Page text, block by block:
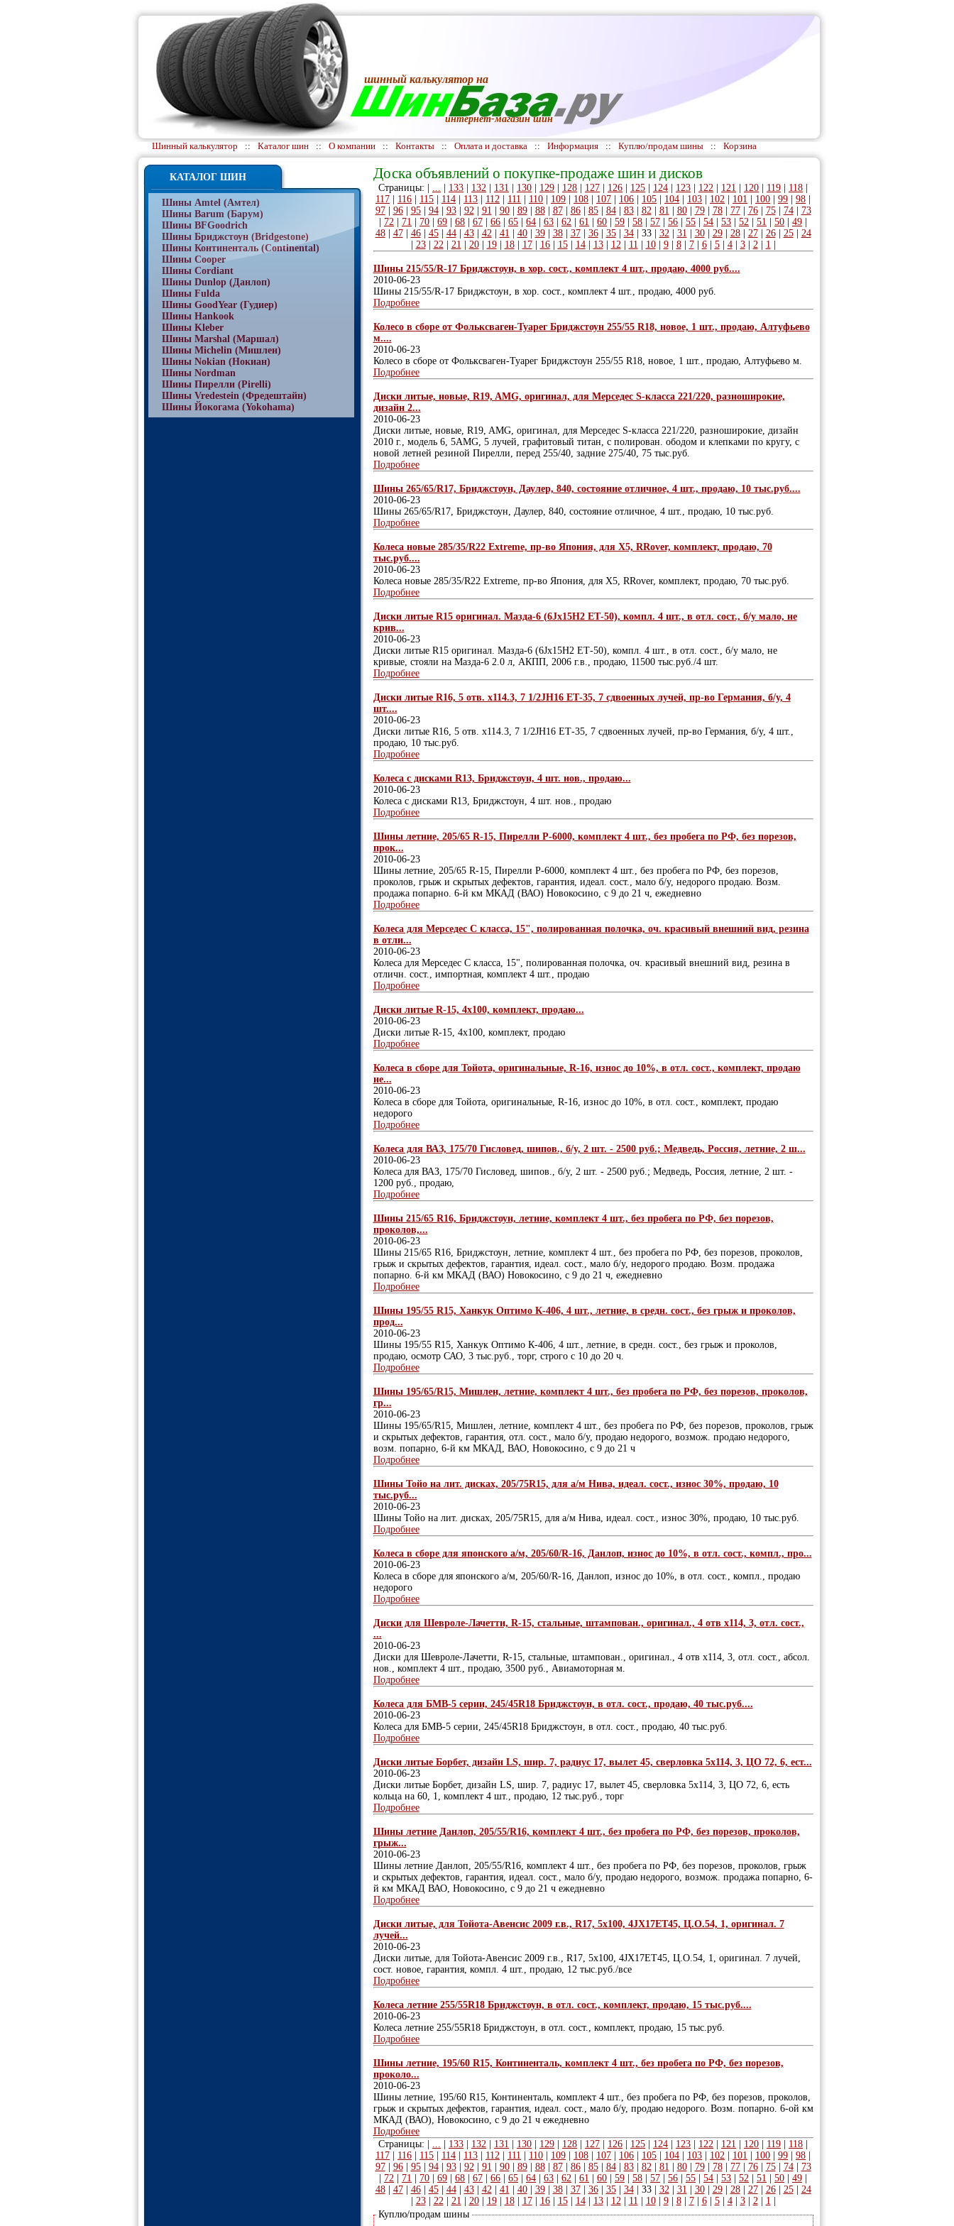
шинный калькуляторна
интернет-магазин шин
Шинный калькулятор :: Каталог шин :: О компании :: Контакты :: Оплата и доставка :: Информация :: Куплю/продам шины :: Корзина
КАТАЛОГ ШИН
Шины Amtel (Амтел)
Шины Barum (Барум)
Шины BFGoodrich
Шины Бриджстоун (Bridgestone)
Шины Континенталь (Continental)
Шины Cooper
Шины Cordiant
Шины Dunlop (Данлоп)
Шины Fulda
Шины GoodYear (Гудиер)
Шины Hankook
Шины Kleber
Шины Marshal (Маршал)
Шины Michelin (Мишлен)
Шины Nokian (Нокиан)
Шины Nordman
Шины Пирелли (Pirelli)
Шины Vredestein (Фредештайн)
Шины Йокогама (Yokohama)
Доска объявлений о покупке-продаже шин и дисков
Страницы: | ... 133 132 131 130 129 128 127 126 125 124 123 122 121 120 119 118
117
116 115 114 113 112 111 110 109 108 107 106 105 104 103 102 101 100 99 98
97| 96| 95| 94| 93| 92| 91 90| 89| 88| 87| 86| 85| 84| 83| 82| 81 80| 79| 78| 77| 76| 75| 74| 73
72 71 70 69 68 67 66 65 64 63 62 61 60 59 58 57 56 55 54 53 52 51 50 49
48| 47| 46| 45| 44| 43| 42| 41 40| 39| 38| 37| 36| 35| 34| 33| 32| 31 30| 29| 28| 27| 26| 25| 24
23| 22| 21 20| 19| 18| 17| 16| 15| 14| 13| 12| 11 10| 9| 8| 7| 6| 5| 4| 3| 2| 1
Шины 215/55/R-17 Бриджстоун, в хор. сост., комплект 4 шт., продаю, 4000 руб....
2010-06-23
Шины 215/55/R-17 Бриджстоун, в хор. сост., комплект 4 шт., продаю, 4000 руб.
Подробнее
Колесо в сборе от Фольксваген-Туарег Бриджстоун 255/55 R18, новое, 1 шт., продаю, Алтуфьево
м....
2010-06-23
Колесо в сборе от Фольксваген-Туарег Бриджстоун 255/55 R18, новое, 1 шт., продаю, Алтуфьево м.
Подробнее
Диски литые, новые, R19, AMG, оригинал, для Мерседес S-класса 221/220, разноширокие,
дизайн 2...
2010-06-23
Диски литые, новые, R19, AMG, оригинал, для Мерседес S-класса 221/220, разноширокие, дизайн
2010 г., модель 6, 5AMG, 5 лучей, графитовый титан, с полирован. ободом и клепками по кругу, с
новой летней резиной Пирелли, перед 255/40, задние 275/40, 75 тыс.руб.
Подробнее
Шины 265/65/R17, Бриджстоун, Даулер, 840, состояние отличное, 4 шт., продаю, 10 тыс.руб....
2010-06-23
Шины 265/65/R17, Бриджстоун, Даулер, 840, состояние отличное, 4 шт., продаю, 10 тыс.руб.
Подробнее
Колеса новые 285/35/R22 Extreme, пр-во Япония, для Х5, RRover, комплект, продаю, 70
тыс.руб....
2010-06-23
Колеса новые 285/35/R22 Extreme, пр-во Япония, для Х5, RRover, комплект, продаю, 70 тыс.руб.
Подробнее
Диски литые R15 оригинал. Мазда-6 (6Jх15H2 ЕТ-50), компл. 4 шт., в отл. сост., б/у мало, не
крив...
2010-06-23
Диски литые R15 оригинал. Мазда-6 (6Jх15H2 ЕТ-50), компл. 4 шт., в отл. сост., б/у мало, не
кривые, стояли на Мазда-6 2.0 л, АКПП, 2006 г.в., продаю, 11500 тыс.руб./4 шт.
Подробнее
Диски литые R16, 5 отв. х114.3, 7 1/2JН16 ЕТ-35, 7 сдвоенных лучей, пр-во Германия, б/у, 4
шт....
2010-06-23
Диски литые R16, 5 отв. х114.3, 7 1/2JН16 ЕТ-35, 7 сдвоенных лучей, пр-во Германия, б/у, 4 шт.,
продаю, 10 тыс.руб.
Подробнее
Колеса с дисками R13, Бриджстоун, 4 шт. нов., продаю...
2010-06-23
Колеса с дисками R13, Бриджстоун, 4 шт. нов., продаю
Подробнее
Шины летние, 205/65 R-15, Пирелли Р-6000, комплект 4 шт., без пробега по РФ, без порезов,
прок...
2010-06-23
Шины летние, 205/65 R-15, Пирелли Р-6000, комплект 4 шт., без пробега по РФ, без порезов,
проколов, грыж и скрытых дефектов, гарантия, идеал. сост., мало б/у, недорого продаю. Возм.
продажа попарно. 6-й км МКАД (ВАО) Новокосино, с 9 до 21 ч, ежедневно
Подробнее
Колеса для Мерседес С класса, 15", полированная полочка, оч. красивый внешний вид, резина
в отли...
2010-06-23
Колеса для Мерседес С класса, 15", полированная полочка, оч. красивый внешний вид, резина в
отличн. сост., импортная, комплект 4 шт., продаю
Подробнее
Диски литые R-15, 4х100, комплект, продаю...
2010-06-23
Диски литые R-15, 4х100, комплект, продаю
Подробнее
Колеса в сборе для Тойота, оригинальные, R-16, износ до 10%, в отл. сост., комплект, продаю
не...
2010-06-23
Колеса в сборе для Тойота, оригинальные, R-16, износ до 10%, в отл. сост., комплект, продаю
недорого
Подробнее
Колеса для ВАЗ, 175/70 Гисловед, шипов., б/у, 2 шт. - 2500 руб.; Медведь, Россия, летние, 2 ш...
2010-06-23
Колеса для ВАЗ, 175/70 Гисловед, шипов., б/у, 2 шт. - 2500 руб.; Медведь, Россия, летние, 2 шт. -
1200 руб., продаю,
Подробнее
Шины 215/65 R16, Бриджстоун, летние, комплект 4 шт., без пробега по РФ, без порезов,
проколов,...
2010-06-23
Шины 215/65 R16, Бриджстоун, летние, комплект 4 шт., без пробега по РФ, без порезов, проколов,
грыж и скрытых дефектов, гарантия, идеал. сост., мало б/у, недорого продаю. Возм. продажа
попарно. 6-й км МКАД (ВАО) Новокосино, с 9 до 21 ч, ежедневно
Подробнее
Шины 195/55 R15, Ханкук Оптимо К-406, 4 шт., летние, в средн. сост., без грыж и проколов,
прод...
2010-06-23
Шины 195/55 R15, Ханкук Оптимо К-406, 4 шт., летние, в средн. сост., без грыж и проколов,
продаю, осмотр САО, 3 тыс.руб., торг, строго с 10 до 20 ч.
Подробнее
Шины 195/65/R15, Мишлен, летние, комплект 4 шт., без пробега по РФ, без порезов, проколов,
гр...
2010-06-23
Шины 195/65/R15, Мишлен, летние, комплект 4 шт., без пробега по РФ, без порезов, проколов, грыж
и скрытых дефектов, гарантия, отл. сост., мало б/у, продаю недорого, возмож. продаю недорого,
возм. попарно, 6-й км МКАД, ВАО, Новокосино, с 9 до 21 ч
Подробнее
Шины Тойо на лит. дисках, 205/75R15, для а/м Нива, идеал. сост., износ 30%, продаю, 10
тыс.руб...
2010-06-23
Шины Тойо на лит. дисках, 205/75R15, для а/м Нива, идеал. сост., износ 30%, продаю, 10 тыс.руб.
Подробнее
Колеса в сборе для японского а/м, 205/60/R-16, Данлоп, износ до 10%, в отл. сост., компл., про...
2010-06-23
Колеса в сборе для японского а/м, 205/60/R-16, Данлоп, износ до 10%, в отл. сост., компл., продаю
недорого
Подробнее
Диски для Шевроле-Лачетти, R-15, стальные, штампован., оригинал., 4 отв х114, 3, отл. сост.,
...
2010-06-23
Диски для Шевроле-Лачетти, R-15, стальные, штампован., оригинал., 4 отв х114, 3, отл. сост., абсол.
нов., комплект 4 шт., продаю, 3500 руб., Авиамоторная м.
Подробнее
Колеса для БМВ-5 серии, 245/45R18 Бриджстоун, в отл. сост., продаю, 40 тыс.руб....
2010-06-23
Колеса для БМВ-5 серии, 245/45R18 Бриджстоун, в отл. сост., продаю, 40 тыс.руб.
Подробнее
Диски литые Борбет, дизайн LS, шир. 7, радиус 17, вылет 45, сверловка 5х114, 3, ЦО 72, 6, ест...
2010-06-23
Диски литые Борбет, дизайн LS, шир. 7, радиус 17, вылет 45, сверловка 5х114, 3, ЦО 72, 6, есть
кольца на 60, 1, комплект 4 шт., продаю, 12 тыс.руб., торг
Подробнее
Шины летние Данлоп, 205/55/R16, комплект 4 шт., без пробега по РФ, без порезов, проколов,
грыж...
2010-06-23
Шины летние Данлоп, 205/55/R16, комплект 4 шт., без пробега по РФ, без порезов, проколов, грыж
и скрытых дефектов, гарантия, идеал. сост., мало б/у, продаю недорого, возмож. продажа попарно, 6-
й км МКАД ВАО, Новокосино, с 9 до 21 ч ежедневно
Подробнее
Диски литые, для Тойота-Авенсис 2009 г.в., R17, 5х100, 4JX17ET45, Ц.О.54, 1, оригинал. 7
лучей...
2010-06-23
Диски литые, для Тойота-Авенсис 2009 г.в., R17, 5х100, 4JX17ET45, Ц.О.54, 1, оригинал. 7 лучей,
сост. новое, гарантия, компл. 4 шт., продаю, 12 тыс.руб./все
Подробнее
Колеса летние 255/55R18 Бриджстоун, в отл. сост., комплект, продаю, 15 тыс.руб....
2010-06-23
Колеса летние 255/55R18 Бриджстоун, в отл. сост., комплект, продаю, 15 тыс.руб.
Подробнее
Шины летние, 195/60 R15, Континенталь, комплект 4 шт., без пробега по РФ, без порезов,
проколо...
2010-06-23
Шины летние, 195/60 R15, Континенталь, комплект 4 шт., без пробега по РФ, без порезов, проколов,
грыж и скрытых дефектов, гарантия, идеал. сост., мало б/у, продаю недорого. Возм. попарно. 6-ой км
МКАД (ВАО), Новокосино, с 9 до 21 ч ежедневно
Подробнее
Страницы: | ... 133 132 131 130 129 128 127 126 125 124 123 122 121 120 119 118
117
116 115 114 113 112 111 110 109 108 107 106 105 104 103 102 101 100 99 98
97| 96| 95| 94| 93| 92| 91 90| 89| 88| 87| 86| 85| 84| 83| 82| 81 80| 79| 78| 77| 76| 75| 74| 73
72 71 70 69 68 67 66 65 64 63 62 61 60 59 58 57 56 55 54 53 52 51 50 49
48| 47| 46| 45| 44| 43| 42| 41 40| 39| 38| 37| 36| 35| 34| 33| 32| 31 30| 29| 28| 27| 26| 25| 24
23| 22| 21 20| 19| 18| 17| 16| 15| 14| 13| 12| 11 10| 9| 8| 7| 6| 5| 4| 3| 2| 1
Куплю/продам шины